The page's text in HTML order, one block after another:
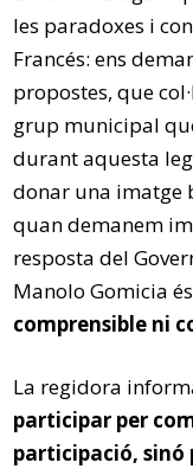
les paradoxes i
Francés: ens
propostes, que
grup municipal
durant aquesta
donar una imatge
quan demanem
resposta del
Manolo Gomicia
comprensible ni
La regidora
participar per
participació,